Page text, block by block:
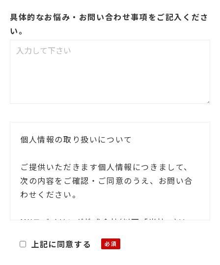
具体的なお悩み・お問い合わせ事項をご記入くださ
い。
個人情報の取り扱いについて
ご提供いただきます個人情報につきまして、
次の内容をご確認・ご同意のうえ、お問い合
わせください。
MXモバイリング株式会社(以下「当社」)は、
お客様ご本人の氏名・住所等の個人情報(以下
「個人情報」)をご提供いただくにあたり、そ
上記に同意する